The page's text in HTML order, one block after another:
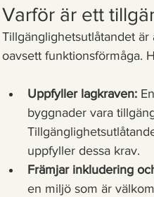
Varför är ett
Tillgänglighetsutlåtandet
oavsett funktionsförmåga.
Uppfyller lagkraven:
byggnader vara
uppfyller dessa krav.
Främjar inkludering
en miljö som är